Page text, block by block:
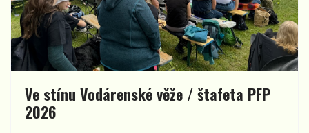
Ve stínu Vodárenské věže / štafeta PFP
2026